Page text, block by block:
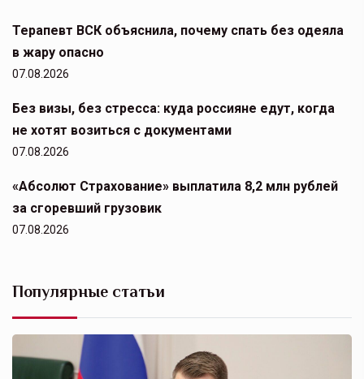
Терапевт ВСК объяснила, почему спать без одеяла
в жару опасно
07.08.2026
Без визы, без стресса: куда россияне едут, когда
не хотят возиться с документами
07.08.2026
«Абсолют Страхование» выплатила 8,2 млн рублей
за сгоревший грузовик
07.08.2026
Популярные статьи